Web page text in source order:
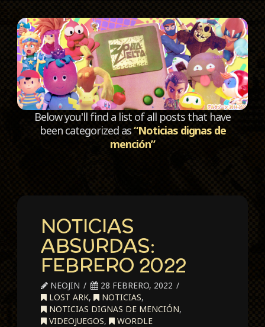
Below you'll find a list of all posts that have
been categorized as“Noticias dignas de
mención”
NOTICIAS
ABSURDAS:
FEBRERO 2022
NEOJIN
28 FEBRERO, 2022
LOST ARK, NOTICIAS,
NOTICIAS DIGNAS DE MENCIÓN,
VIDEOJUEGOS, WORDLE